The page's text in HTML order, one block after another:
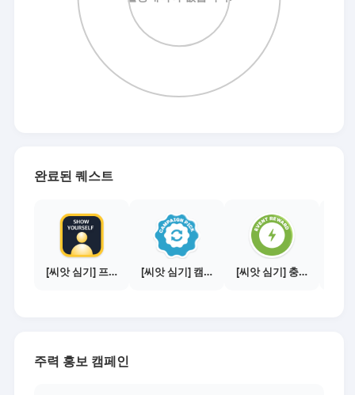
완료된 퀘스트
[씨앗 심기] 프로필 사진 등록하기 [씨앗 심기] 캠페인 전환하기 [씨앗 심기] 충전소에서 이벤트 1건 이상 참여하기
주력 홍보 캠페인